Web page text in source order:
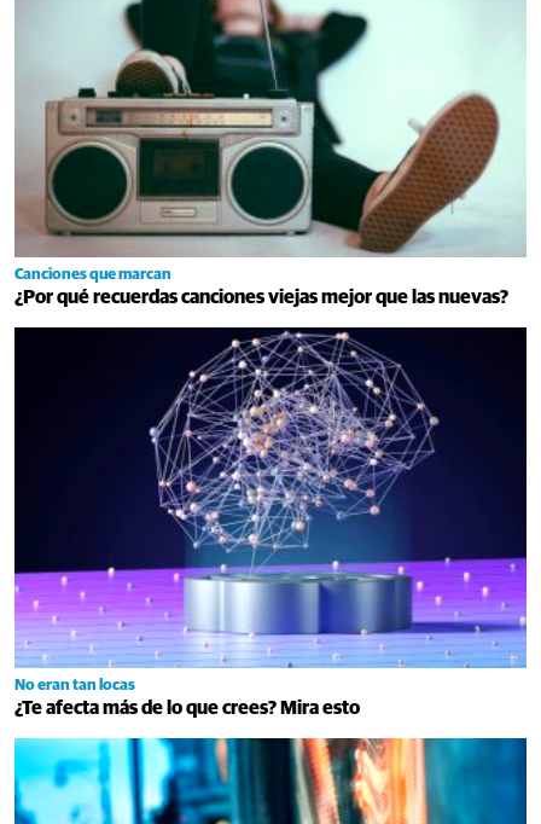
Canciones que marcan
¿Por qué recuerdas canciones viejas mejor que las nuevas?
No eran tan locas
¿Te afecta más de lo que crees? Mira esto